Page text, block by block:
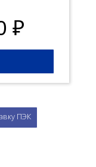
₽
ПЭК